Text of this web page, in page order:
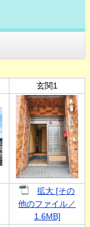
玄関1
拡大 [その
他のファイル／
1.6MB]